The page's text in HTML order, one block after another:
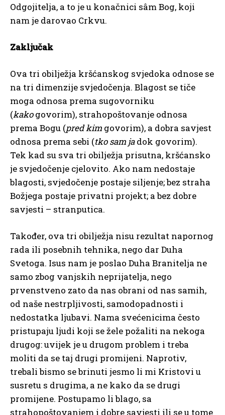
Odgojitelja, a to je u konačnici sâm Bog, koji
nam je darovao Crkvu.
Zaključak
Ova tri obilježja kršćanskog svjedoka odnose se
na tri dimenzije svjedočenja. Blagost se tiče
moga odnosa prema sugovorniku
(kakogovorim), strahopoštovanje odnosa
prema Bogu (pred kim govorim), a dobra savjest
odnosa prema sebi (tko sam jadok govorim).
Tek kad su sva tri obilježja prisutna, kršćansko
je svjedočenje cjelovito. Ako nam nedostaje
blagosti, svjedočenje postaje siljenje; bez straha
Božjega postaje privatni projekt; a bez dobre
savjesti – stranputica.
Također, ova tri obilježja nisu rezultat napornog
rada ili posebnih tehnika, nego dar Duha
Svetoga. Isus nam je poslao Duha Branitelja ne
samo zbog vanjskih neprijatelja, nego
prvenstveno zato da nas obrani od nas samih,
od naše nestrpljivosti, samodopadnosti i
nedostatka ljubavi. Nama svećenicima često
pristupaju ljudi koji se žele požaliti na nekoga
drugog: uvijek je u drugom problem i treba
moliti da se taj drugi promijeni. Naprotiv,
trebali bismo se brinuti jesmo li mi Kristovi u
susretu s drugima, a ne kako da se drugi
promijene. Postupamo li blago, sa
strahopoštovanjem i dobre savjesti ili se u tome